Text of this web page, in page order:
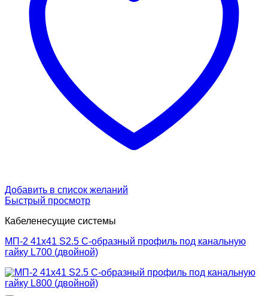
Добавить в список желаний
Быстрый просмотр
Кабеленесущие системы
МП-2 41х41 S2.5 С-образный профиль под канальную
гайку L700 (двойной)